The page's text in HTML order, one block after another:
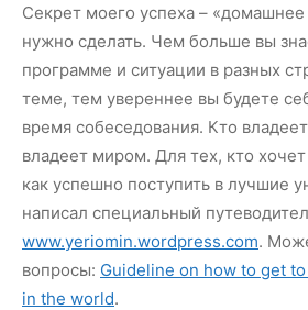
Секрет моего успеха – «домашнее
нужно сделать. Чем больше вы
программе и ситуации в разных
теме, тем увереннее вы будете
время собеседования. Кто
владеет миром. Для тех, кто
как успешно поступить в лучшие
написал специальный
www.yeriomin.wordpress.com.
вопросы: Guideline on how to get
in the world.